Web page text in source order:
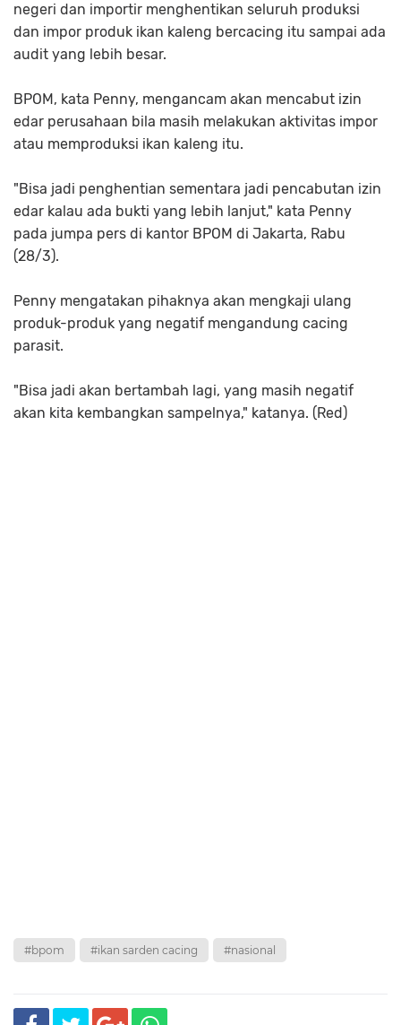
negeri dan importir menghentikan seluruh produksi
dan impor produk ikan kaleng bercacing itu sampai ada
audit yang lebih besar.
BPOM, kata Penny, mengancam akan mencabut izin
edar perusahaan bila masih melakukan aktivitas impor
atau memproduksi ikan kaleng itu.
"Bisa jadi penghentian sementara jadi pencabutan izin
edar kalau ada bukti yang lebih lanjut," kata Penny
pada jumpa pers di kantor BPOM di Jakarta, Rabu
(28/3).
Penny mengatakan pihaknya akan mengkaji ulang
produk-produk yang negatif mengandung cacing
parasit.
"Bisa jadi akan bertambah lagi, yang masih negatif
akan kita kembangkan sampelnya," katanya. (Red)
#bpom #ikan sarden cacing #nasional